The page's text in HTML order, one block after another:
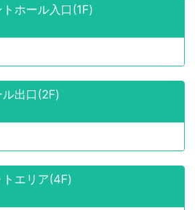
ホール入口(1F)
ル出口(2F)
エリア(4F)